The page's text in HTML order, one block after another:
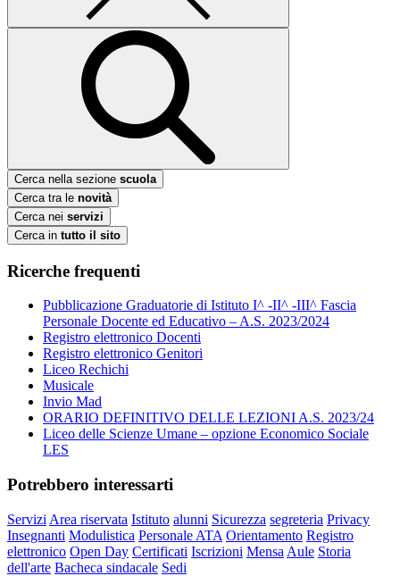
Cerca nella sezione scuola
Cerca tra le novità
Cerca nei servizi
Cerca in tutto il sito
Ricerche frequenti
Pubblicazione Graduatorie di Istituto I^ -II^ -III^ Fascia
Personale Docente ed Educativo – A.S. 2023/2024
Registro elettronico Docenti
Registro elettronico Genitori
Liceo Rechichi
Musicale
Invio Mad
ORARIO DEFINITIVO DELLE LEZIONI A.S. 2023/24
Liceo delle Scienze Umane – opzione Economico Sociale
LES
Potrebbero interessarti
Servizi Area riservata Istituto alunni Sicurezza segreteria Privacy
Insegnanti Modulistica Personale ATA Orientamento Registro
elettronico Open Day Certificati Iscrizioni Mensa Aule Storia
dell'arte Bacheca sindacale Sedi